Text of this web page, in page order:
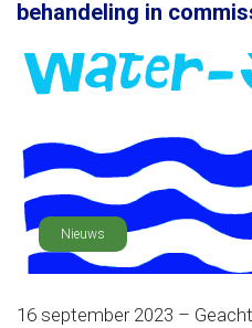
behandeling in
Nieuws
16 september 2023 –